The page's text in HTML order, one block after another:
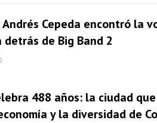
Cepeda encontró la
de Big Band 2
488 años: la ciudad
y la diversidad de